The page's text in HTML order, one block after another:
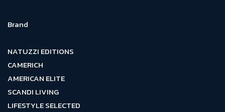
Brand
NATUZZI EDITIONS
CAMERICH
AMERICAN ELITE
SCANDI LIVING
LIFESTYLE SELECTED